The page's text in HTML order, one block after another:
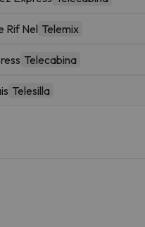
Rif Nel Telemix
Telecabina
Telesilla